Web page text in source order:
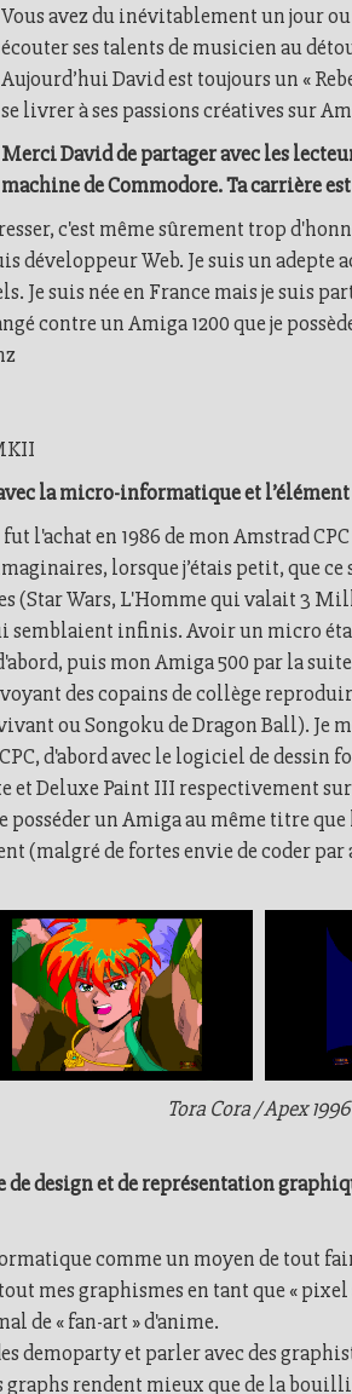
Vous avez du inévitablement un jour
écouter ses talents de musicien au
Aujourd’hui David est toujours un «
se livrer à ses passions créatives sur
Merci David de partager avec les
machine de Commodore. Ta carrière
c'est même sûrement trop
développeur Web. Je suis un
Je suis née en France mais je suis
contre un Amiga 1200 que je
la micro-informatique et
en 1986 de mon Amstrad CPC
lorsque j’étais petit, que
(Star Wars, L'Homme qui valait 3
semblaient infinis. Avoir un micro
puis mon Amiga 500 par la
des copains de collège
ou Songoku de Dragon Ball). Je
d'abord avec le logiciel de dessin
et Deluxe Paint III respectivement
posséder un Amiga au même titre
(malgré de fortes envie de coder
Tora Cora / Apex 1996
design et de représentation
comme un moyen de tout
mes graphismes en tant que «
de « fan-art » d'anime.
demoparty et parler avec des
rendent mieux que de la